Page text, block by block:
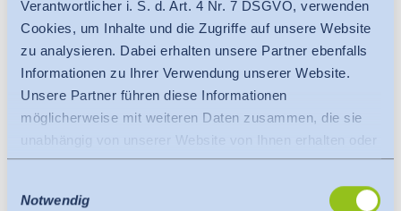
Verantwortlicher i. S. d. Art. 4 Nr. 7 DSGVO, verwenden
Cookies, um Inhalte und die Zugriffe auf unsere Website
zu analysieren. Dabei erhalten unsere Partner ebenfalls
Informationen zu Ihrer Verwendung unserer Website.
Unsere Partner führen diese Informationen
möglicherweise mit weiteren Daten zusammen, die sie
unabhängig von unserer Website von Ihnen erhalten oder
gesammelt haben.
Es findet eine Datenübermittlung an ein Drittland oder
eine internationale Organisation statt. Berücksichtigt
Notwendig
auf Wunsch. Liegen die entsprechenden gesetzlichen
Voraussetzungen vor, werden wir auch ohne
Vorliegen Ihres Verlangens Ihre personenbezogenen
Daten löschen.
e) Recht auf Datenübertragbarkeit
einem Format zu verlangen, welches die